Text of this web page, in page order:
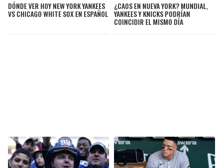
DÓNDE VER HOY NEW YORK YANKEES
VS CHICAGO WHITE SOX EN ESPAÑOL
¿CAOS EN NUEVA YORK? MUNDIAL,
YANKEES Y KNICKS PODRÍAN
COINCIDIR EL MISMO DÍA